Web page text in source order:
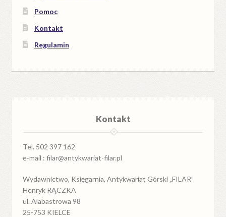
Pomoc
Kontakt
Regulamin
Kontakt
Tel. 502 397 162
e-mail : filar@antykwariat-filar.pl
Wydawnictwo, Księgarnia, Antykwariat Górski „FILAR”
Henryk RĄCZKA
ul. Alabastrowa 98
25-753 KIELCE